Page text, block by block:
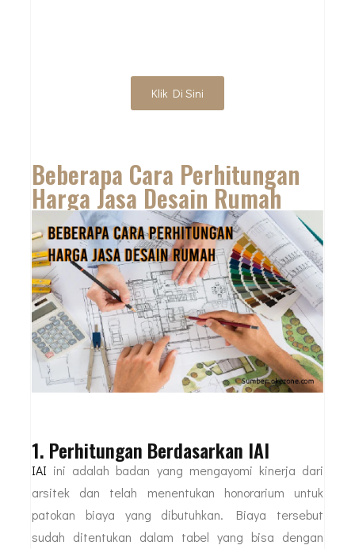
Klik Di Sini
Beberapa Cara Perhitungan
Harga Jasa Desain Rumah
1. Perhitungan Berdasarkan IAI
IAI ini adalah badan yang mengayomi kinerja dari
arsitek dan telah menentukan honorarium untuk
patokan biaya yang dibutuhkan. Biaya tersebut
sudah ditentukan dalam tabel yang bisa dengan